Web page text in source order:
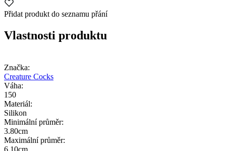
Přidat produkt do seznamu přání
Vlastnosti produktu
Značka:
Creature Cocks
Váha:
150
Materiál:
Silikon
Minimální průměr:
3.80cm
Maximální průměr:
6.10cm